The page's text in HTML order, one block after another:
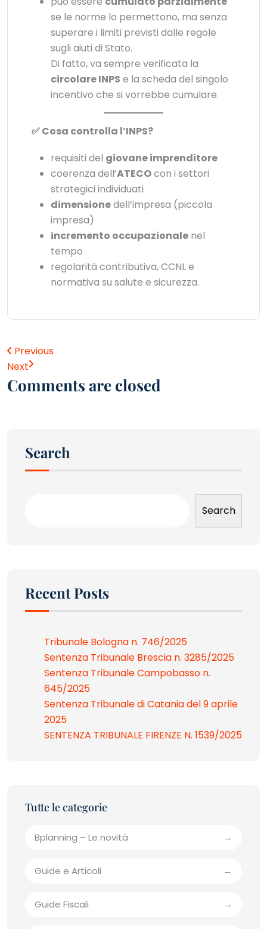
se le norme lo permettono, ma senza
superare i limiti previsti dalle regole
sugli aiuti di Stato.
Di fatto, va sempre verificata la
circolare INPS e la scheda del singolo
incentivo che si vorrebbe cumulare.
✅ Cosa controlla l’INPS?
requisiti del giovane imprenditore
coerenza dell’ATECOcon i settori
strategici individuati
dimensionedell’impresa (piccola
impresa)
incremento occupazionale nel
tempo
regolarità contributiva, CCNL e
normativa su salute e sicurezza.
Previous
Next
Comments are closed
Search
Search
Recent Posts
Tribunale Bologna n. 746/2025
Sentenza Tribunale Brescia n. 3285/2025
Sentenza Tribunale Campobasso n.
645/2025
Sentenza Tribunale di Catania del 9 aprile
2025
SENTENZA TRIBUNALE FIRENZE N. 1539/2025
Bplanning – Le novità
Guide e Articoli
Guide Fiscali